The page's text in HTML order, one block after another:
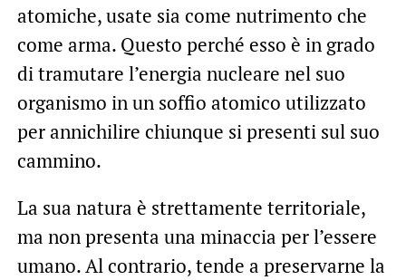
atomiche, usate sia come nutrimento che
come arma. Questo perché esso è in grado
di tramutare l’energia nucleare nel suo
organismo in un soffio atomico utilizzato
per annichilire chiunque si presenti sul suo
cammino.
La sua natura è strettamente territoriale,
ma non presenta una minaccia per l’essere
umano. Al contrario, tende a preservarne la